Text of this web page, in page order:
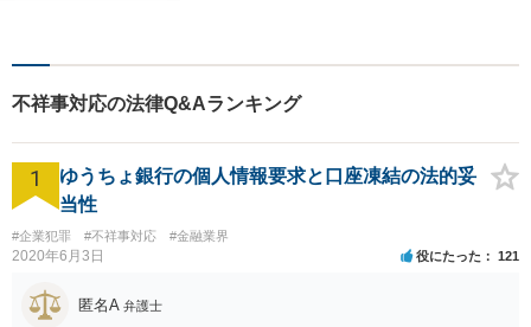
なって、依頼者様の、そして
事務所のお役に立てるよう、
日々研鑽して参ります。
不祥事対応の法律Q&Aランキング
1
ゆうちょ銀行の個人情報要求と口座凍結の法的妥
当性
#企業犯罪 #不祥事対応 #金融業界
2020年6月3日 役にたった 121
匿名A 弁護士